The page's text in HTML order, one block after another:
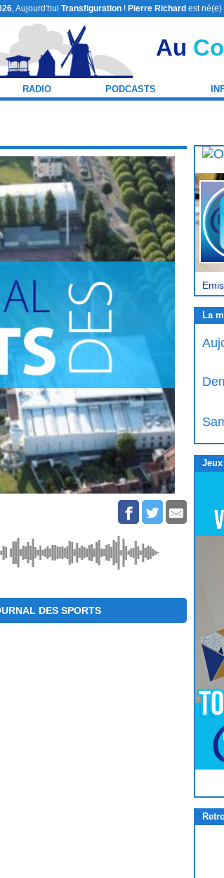
, Aujourd'hui Transfiguration ! Pierre Richard est né(e)
Au
RADIO PODCASTS
DES SPORTS
La
Jeux